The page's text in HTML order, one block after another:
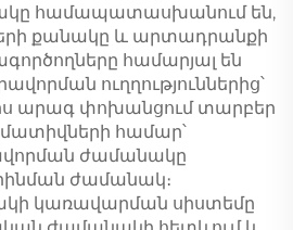
համապատասխանում են,
քանակը և արտադրանքի
համարյալ են
ուղղություններից՝
արագ փոխանցում տարբեր
համար՝
ժամանակը
ժամանակ։
կառավարման սիստեմը